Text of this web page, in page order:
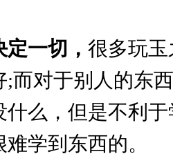
一切， 很多玩
;而对于别人的东
什么，但是不利
学到东西的。